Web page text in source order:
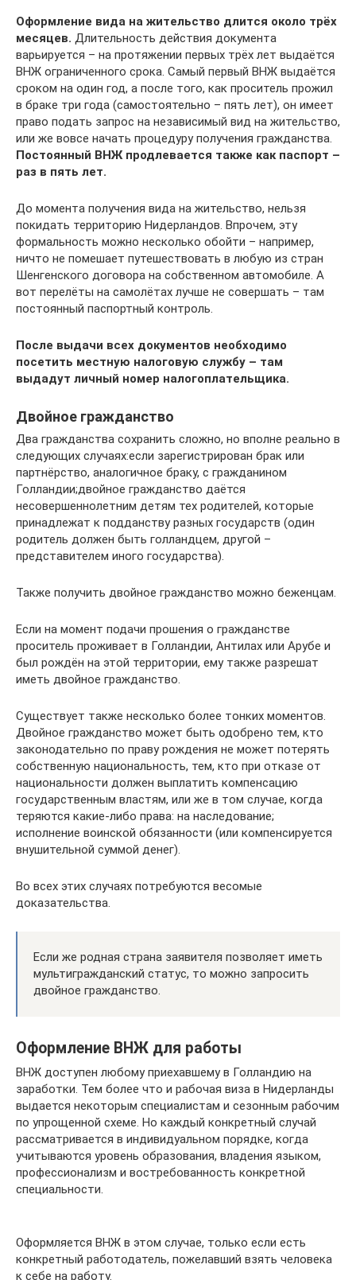
Оформление вида на жительство длится около трёх
месяцев. Длительность действия документа
варьируется – на протяжении первых трёх лет выдаётся
ВНЖ ограниченного срока. Самый первый ВНЖ выдаётся
сроком на один год, а после того, как проситель прожил
в браке три года (самостоятельно – пять лет), он имеет
право подать запрос на независимый вид на жительство,
или же вовсе начать процедуру получения гражданства.
Постоянный ВНЖ продлевается также как паспорт –
раз в пять лет.
До момента получения вида на жительство, нельзя
покидать территорию Нидерландов. Впрочем, эту
формальность можно несколько обойти – например,
ничто не помешает путешествовать в любую из стран
Шенгенского договора на собственном автомобиле. А
вот перелёты на самолётах лучше не совершать – там
постоянный паспортный контроль.
После выдачи всех документов необходимо
посетить местную налоговую службу – там
выдадут личный номер налогоплательщика.
Двойное гражданство
Два гражданства сохранить сложно, но вполне реально в
следующих случаях:если зарегистрирован брак или
партнёрство, аналогичное браку, с гражданином
Голландии;двойное гражданство даётся
несовершеннолетним детям тех родителей, которые
принадлежат к подданству разных государств (один
родитель должен быть голландцем, другой –
представителем иного государства).
Также получить двойное гражданство можно беженцам.
Если на момент подачи прошения о гражданстве
проситель проживает в Голландии, Антилах или Арубе и
был рождён на этой территории, ему также разрешат
иметь двойное гражданство.
Существует также несколько более тонких моментов.
Двойное гражданство может быть одобрено тем, кто
законодательно по праву рождения не может потерять
собственную национальность, тем, кто при отказе от
национальности должен выплатить компенсацию
государственным властям, или же в том случае, когда
теряются какие-либо права: на наследование;
исполнение воинской обязанности (или компенсируется
внушительной суммой денег).
Во всех этих случаях потребуются весомые
доказательства.
Если же родная страна заявителя позволяет иметь
мультигражданский статус, то можно запросить
двойное гражданство.
Оформление ВНЖ для работы
ВНЖ доступен любому приехавшему в Голландию на
заработки. Тем более что и рабочая виза в Нидерланды
выдается некоторым специалистам и сезонным рабочим
по упрощенной схеме. Но каждый конкретный случай
рассматривается в индивидуальном порядке, когда
учитываются уровень образования, владения языком,
профессионализм и востребованность конкретной
специальности.
Оформляется ВНЖ в этом случае, только если есть
конкретный работодатель, пожелавший взять человека
к себе на работу.